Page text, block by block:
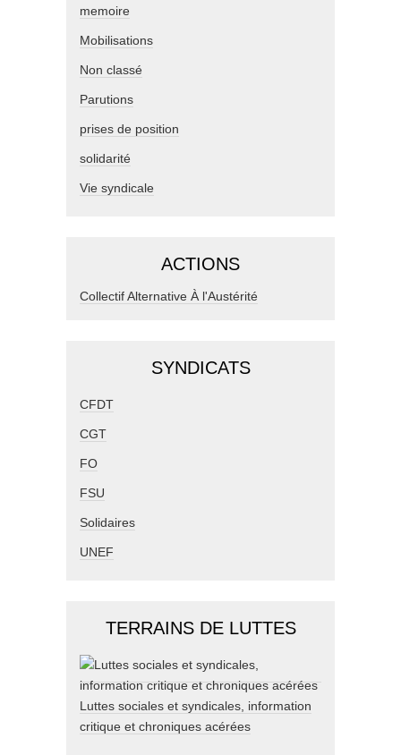
memoire
Mobilisations
Non classé
Parutions
prises de position
solidarité
Vie syndicale
ACTIONS
Collectif Alternative À l'Austérité
SYNDICATS
CFDT
CGT
FO
FSU
Solidaires
UNEF
TERRAINS DE LUTTES
Luttes sociales et syndicales, information
critique et chroniques acérées